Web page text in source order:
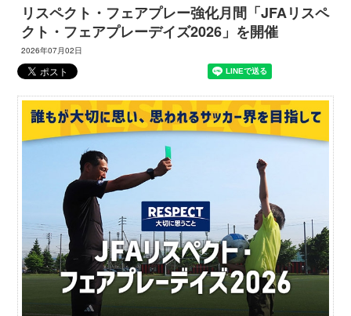
リスペクト・フェアプレー強化月間「JFAリスペ
クト・フェアプレーデイズ2026」を開催
2026年07月02日